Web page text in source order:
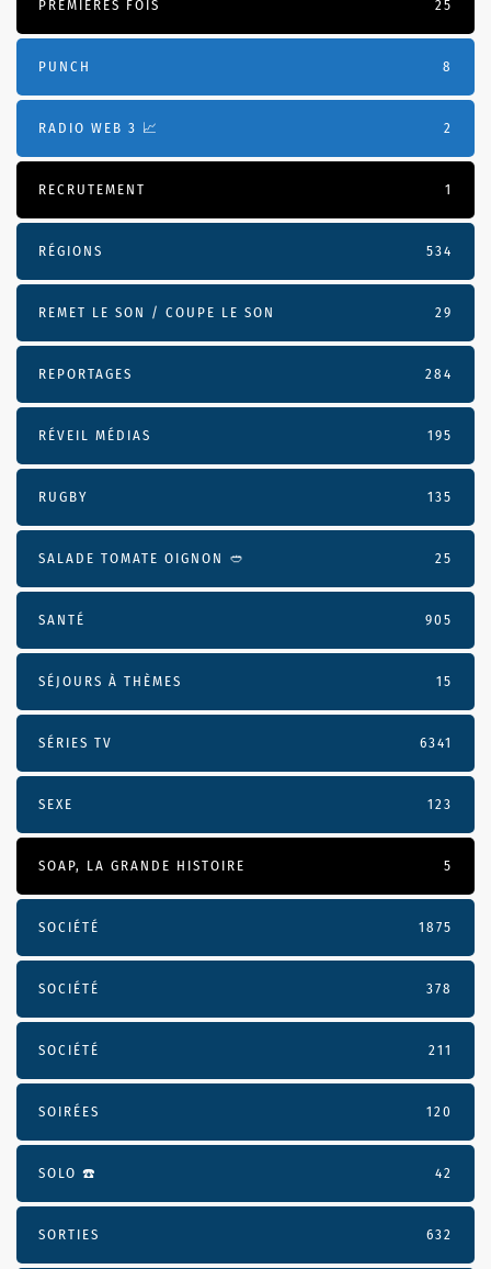
PREMIÈRES FOIS 25
PUNCH 8
RADIO WEB 3 📈 2
RECRUTEMENT 1
RÉGIONS 534
REMET LE SON / COUPE LE SON 29
REPORTAGES 284
RÉVEIL MÉDIAS 195
RUGBY 135
SALADE TOMATE OIGNON 🥙 25
SANTÉ 905
SÉJOURS À THÈMES 15
SÉRIES TV 6341
SEXE 123
SOAP, LA GRANDE HISTOIRE 5
SOCIÉTÉ 1875
SOCIÉTÉ 378
SOCIÉTÉ 211
SOIRÉES 120
SOLO ☎️ 42
SORTIES 632